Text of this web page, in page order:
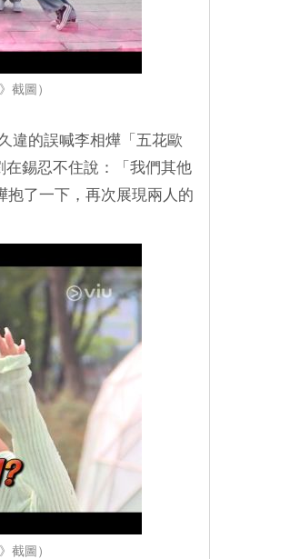
截圖）
違的誤喊李相燁「五花歐
錫忍不住說：「我們其他
抱了一下，再次展現兩人的
截圖）